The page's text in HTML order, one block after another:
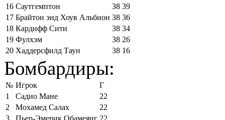
16 Саутгемптон 38 39
17 Брайтон энд Хоув Альбион 38 36
18 Кардифф Сити 38 34
19 Фулхэм 38 26
20 Хаддерсфилд Таун 38 16
Бомбардиры:
№ Игрок
Г
1
Садио Мане
22
2
Мохамед Салах
22
3
Пьер-Эмерик Обамеянг 22